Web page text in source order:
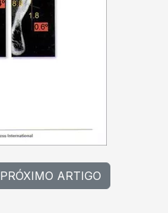
PRÓXIMO ARTIGO